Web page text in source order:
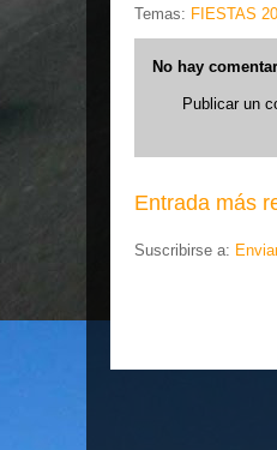
Temas: FIESTAS
No hay
Publicar un
Entrada más
Suscribirse a: